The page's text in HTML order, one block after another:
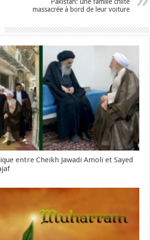
massacrée à bord de leur voiture
entre Cheikh Jawadi Amoli et Sayed